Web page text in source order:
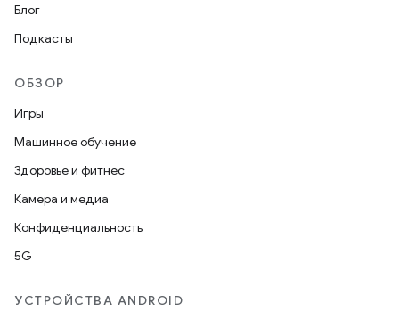
Блог
Подкасты
ОБЗОР
Игры
Машинное обучение
Здоровье и фитнес
Камера и медиа
Конфиденциальность
5G
УСТРОЙСТВА ANDROID